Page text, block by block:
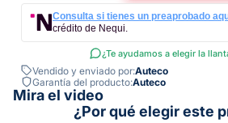
Consulta si tienes un preaprobado
crédito de Nequi.
¿Te ayudamos a elegir la
Vendido y enviado por:Auteco
Garantía del producto:Auteco
Mira el video
¿Por qué elegir este